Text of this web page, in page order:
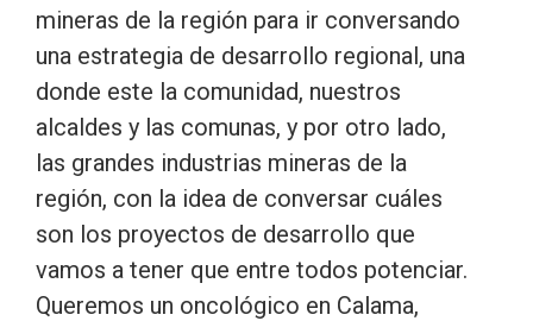
mineras de la región para ir conversando
una estrategia de desarrollo regional, una
donde este la comunidad, nuestros
alcaldes y las comunas, y por otro lado,
las grandes industrias mineras de la
región, con la idea de conversar cuáles
son los proyectos de desarrollo que
vamos a tener que entre todos potenciar.
Queremos un oncológico en Calama,